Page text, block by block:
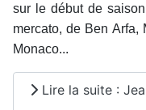
sur le début de
mercato, de Ben Arfa,
Monaco...
Lire la suite :